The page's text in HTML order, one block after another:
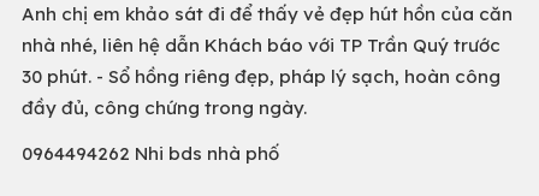
Anh chị em khảo sát đi để thấy vẻ đẹp hút hồn của căn
nhà nhé, liên hệ dẫn Khách báo với TP Trần Quý trước
30 phút. - Sổ hồng riêng đẹp, pháp lý sạch, hoàn công
đầy đủ, công chứng trong ngày.
0964494262 Nhi bds nhà phố